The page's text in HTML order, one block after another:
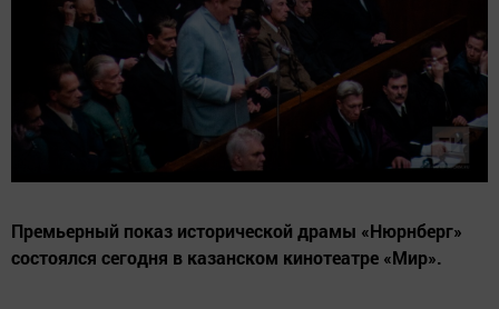
Премьерный показ исторической драмы «Нюрнберг»
состоялся сегодня в казанском кинотеатре «Мир».